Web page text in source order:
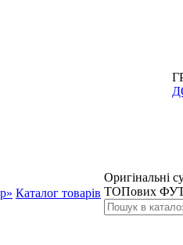
Каталог товарів
Оригінальні
ТОПових